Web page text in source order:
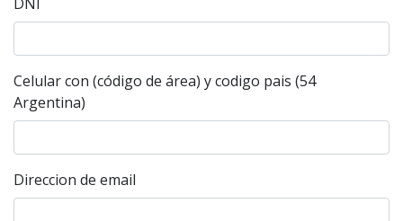
Celular con (código de área) y codigo pais (54
Argentina)
Direccion de email